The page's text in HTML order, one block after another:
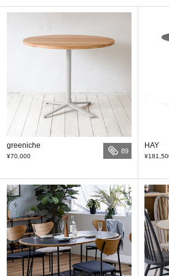
greeniche
¥70,000
89
HAY